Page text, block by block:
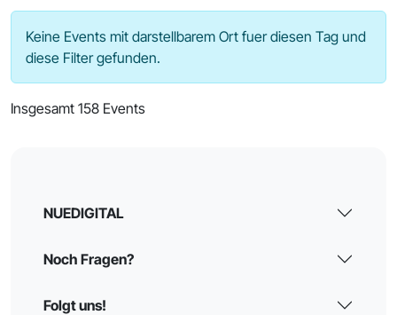
Keine Events mit darstellbarem Ort fuer diesen Tag und
diese Filter gefunden.
Insgesamt 158 Events
NUEDIGITAL
Noch Fragen?
Folgt uns!